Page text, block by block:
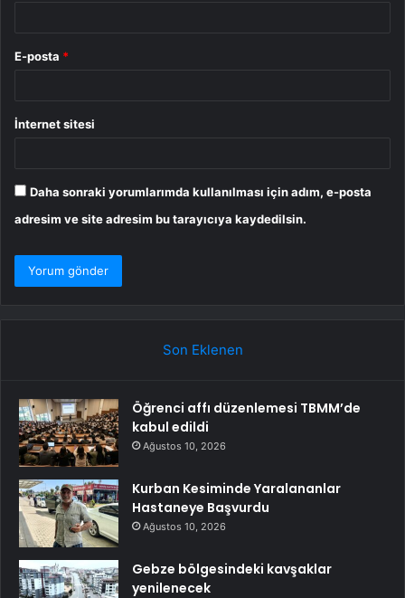
E-posta *
İnternet sitesi
Daha sonraki yorumlarımda kullanılması için adım, e-posta
adresim ve site adresim bu tarayıcıya kaydedilsin.
Son Eklenen
Öğrenci affı düzenlemesi TBMM’de
kabul edildi
Ağustos 10, 2026
Kurban Kesiminde Yaralananlar
Hastaneye Başvurdu
Ağustos 10, 2026
Gebze bölgesindeki kavşaklar
yenilenecek